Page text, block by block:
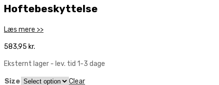
Hoftebeskyttelse
Læs mere >>
583,95 kr.
Eksternt lager - lev. tid 1-3 dage
Size
Clear